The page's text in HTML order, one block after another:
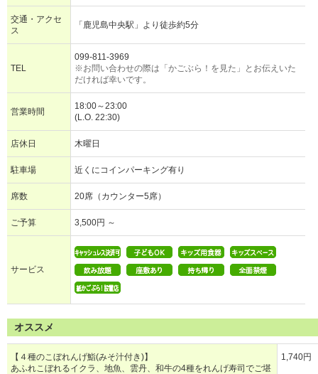
交通・アクセ
ス
「鹿児島中央駅」より徒歩約5分
TEL
099-811-3969
※お問い合わせの際は「かごぶら！を見た」とお伝えいた
だければ幸いです。
営業時間
18:00～23:00
(L.O. 22:30)
店休日 木曜日
駐車場 近くにコインパーキング有り
席数 20席（カウンター5席）
ご予算 3,500円 ～
サービス
オススメ
【４種のこぼれんげ鮨(みそ汁付き)】
あふれこぼれるイクラ、地魚、雲丹、和牛の4種をれんげ寿司でご堪
1,740円